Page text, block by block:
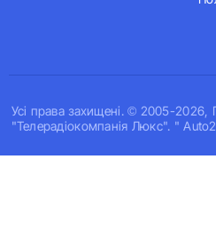
Усi права захищенi. © 2005-2026,
"Телерадіокомпанія Люкс". "